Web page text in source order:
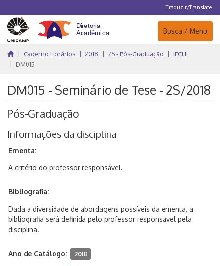
Traduzir/Translate
Navegação
Busca / Menu
Caderno Horários 2018 2S - Pós-Graduação
IFCH
DM015
DM015 - Seminário de Tese - 2S/2018
Pós-Graduação
Informações da disciplina
Ementa:
A critério do professor responsável.
Bibliografia:
Dada a diversidade de abordagens possíveis da ementa, a
bibliografia será definida pelo professor responsável pela
disciplina.
Ano de Catálogo: 2018